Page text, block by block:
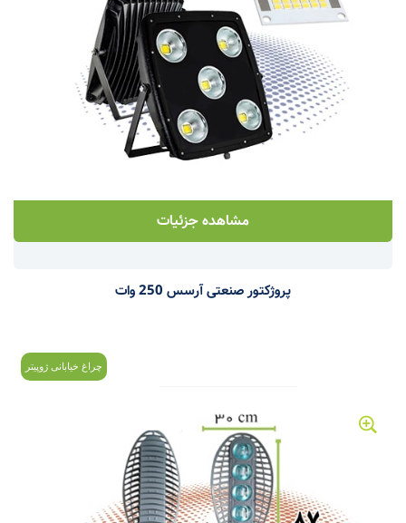
مشاهده جزئیات
پروژکتور صنعتی آرسس 250 وات
چراغ خیابانی ژوپیتر